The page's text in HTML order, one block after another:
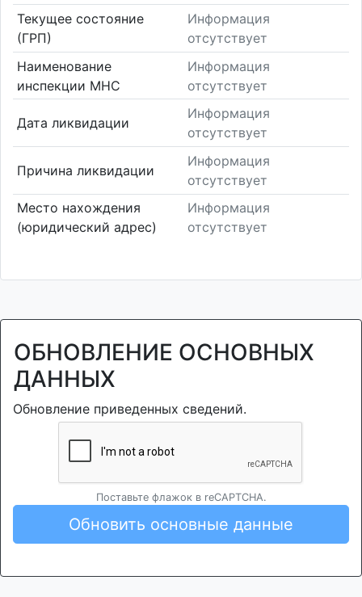
Текущее состояние
(ГРП)
Информация
отсутствует
Наименование
инспекции МНС
Информация
отсутствует
Дата ликвидации
Информация
отсутствует
Причина ликвидации
Информация
отсутствует
Место нахождения
(юридический адрес)
Информация
отсутствует
ОБНОВЛЕНИЕ ОСНОВНЫХ
ДАННЫХ
Обновление приведенных сведений.
Поставьте флажок в reCAPTCHA.
Обновить основные данные